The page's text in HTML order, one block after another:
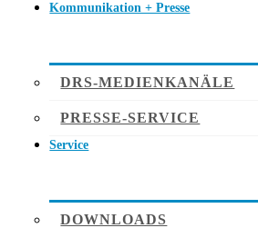
Kommunikation + Presse
DRS-MEDIENKANÄLE
PRESSE-SERVICE
Service
DOWNLOADS